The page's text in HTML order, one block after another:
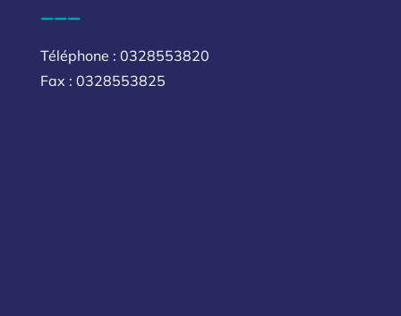
___
Téléphone : 0328553820
Fax : 0328553825